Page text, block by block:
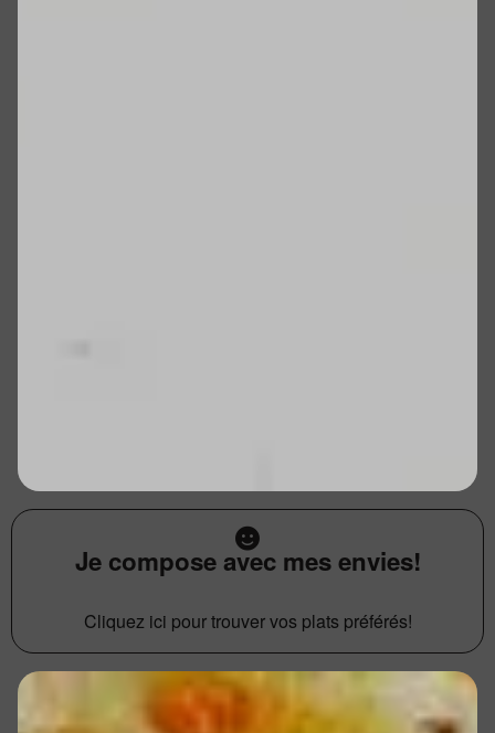
Je compose avec mes envies!
Cliquez ici pour trouver vos plats préférés!